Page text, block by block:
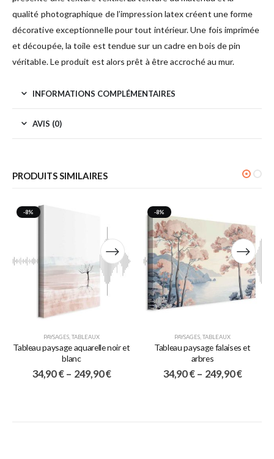
qualité photographique de l’impression latex créent une forme
décorative exceptionnelle pour tout intérieur. Une fois imprimée
et découpée, la toile est tendue sur un cadre en bois de pin
véritable. Le produit est alors prêt à être accroché au mur.
INFORMATIONS COMPLÉMENTAIRES
AVIS (0)
PRODUITS SIMILAIRES
-8%
PAYSAGES TABLEAUX
Tableau paysage aquarelle noir et
blanc
34,90€ – 249,90€
-8%
PAYSAGES TABLEAUX
Tableau paysage falaises et
arbres
34,90€ – 249,90€